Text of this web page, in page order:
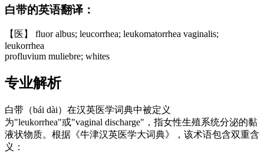
白带的英语翻译：
【医】 fluor albus; leucorrhea; leukomatorrhea vaginalis;
leukorrhea
profluvium muliebre; whites
专业解析
白带（bái dài）在汉英医学词典中被定义
为"leukorrhea"或"vaginal discharge"，指女性生殖系统分泌的黏
液状物质。根据《牛津汉英医学大词典》，该术语包含双重含
义：